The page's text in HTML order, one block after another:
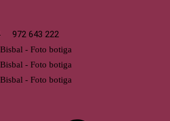
972 643 222